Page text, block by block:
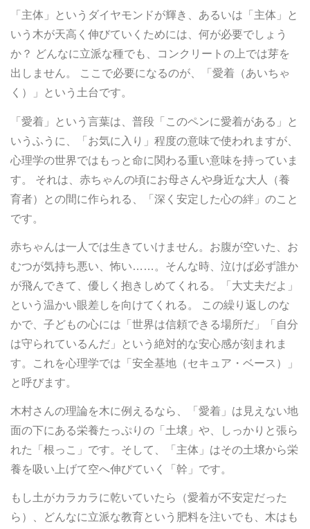
「主体」というダイヤモンドが輝き、あるいは「主体」と
いう木が天高く伸びていくためには、何が必要でしょう
か？ どんなに立派な種でも、コンクリートの上では芽を
出しません。 ここで必要になるのが、「愛着（あいちゃ
く）」という土台です。
「愛着」という言葉は、普段「このペンに愛着がある」と
いうふうに、「お気に入り」程度の意味で使われますが、
心理学の世界ではもっと命に関わる重い意味を持っていま
す。 それは、赤ちゃんの頃にお母さんや身近な大人（養
育者）との間に作られる、「深く安定した心の絆」のこと
です。
赤ちゃんは一人では生きていけません。お腹が空いた、お
むつが気持ち悪い、怖い……。そんな時、泣けば必ず誰か
が飛んできて、優しく抱きしめてくれる。「大丈夫だよ」
という温かい眼差しを向けてくれる。 この繰り返しのな
かで、子どもの心には「世界は信頼できる場所だ」「自分
は守られているんだ」という絶対的な安心感が刻まれま
す。これを心理学では「安全基地（セキュア・ベース）」
と呼びます。
木村さんの理論を木に例えるなら、「愛着」は見えない地
面の下にある栄養たっぷりの「土壌」や、しっかりと張ら
れた「根っこ」です。そして、「主体」はその土壌から栄
養を吸い上げて空へ伸びていく「幹」です。
もし土がカラカラに乾いていたら（愛着が不安定だった
ら）、どんなに立派な教育という肥料を注いでも、木はも